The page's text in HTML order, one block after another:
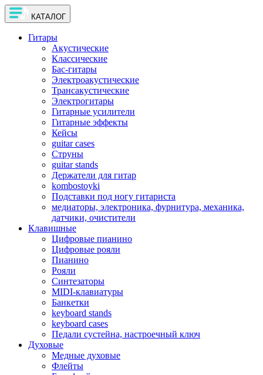
КАТАЛОГ
Гитары
Акустические
Классические
Бас-гитары
Электроакустические
Трансакустические
Электрогитары
Гитарные усилители
Гитарные эффекты
Кейсы
guitar cases
Струны
guitar stands
Держатели для гитар
kombostoyki
Подставки под ногу гитариста
медиаторы, электроника, фурнитура, механика,
датчики, очистители
Клавишные
Цифровые пианино
Цифровые рояли
Пианино
Рояли
Синтезаторы
MIDI-клавиатуры
Банкетки
keyboard stands
keyboard cases
Педали сустейна, настроечный ключ
Духовые
Медные духовые
Флейты